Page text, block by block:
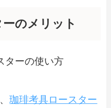
のメリット
珈琲考具ロースター